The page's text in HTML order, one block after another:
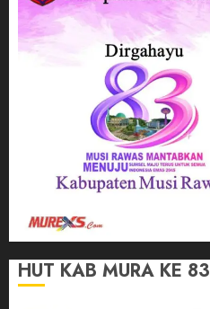
HUT KAB MURA KE 83